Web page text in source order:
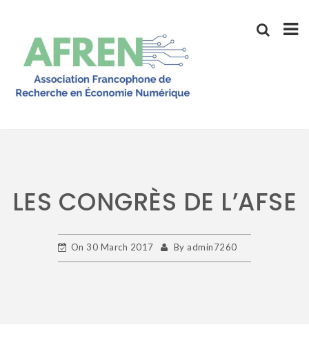
LES CONGRÈS DE L’AFSE
On 30 March 2017 By admin7260